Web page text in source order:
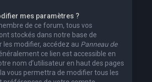
mes paramètres ?
de ce forum, tous vos
stockés dans notre base de
les modifier, accédez au Panneau de
ce lien est accessible en
nom d’utilisateur en haut des pages
vous permettra de modifier tous les